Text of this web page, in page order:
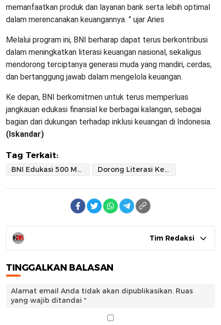
memanfaatkan produk dan layanan bank serta lebih optimal
dalam merencanakan keuangannya. ” ujar Aries
Melalui program ini, BNI berharap dapat terus berkontribusi
dalam meningkatkan literasi keuangan nasional, sekaligus
mendorong terciptanya generasi muda yang mandiri, cerdas,
dan bertanggung jawab dalam mengelola keuangan.
Ke depan, BNI berkomitmen untuk terus memperluas
jangkauan edukasi finansial ke berbagai kalangan, sebagai
bagian dari dukungan terhadap inklusi keuangan di Indonesia.
(Iskandar)
Tag Terkait:
BNI Edukasi 500 Mahasiswa ITKES Muhammadiyah Sidrap Dorong Literasi Keuangan Digital
Tim Redaksi
TINGGALKAN BALASAN
Alamat email Anda tidak akan dipublikasikan. Ruas
yang wajib ditandai *